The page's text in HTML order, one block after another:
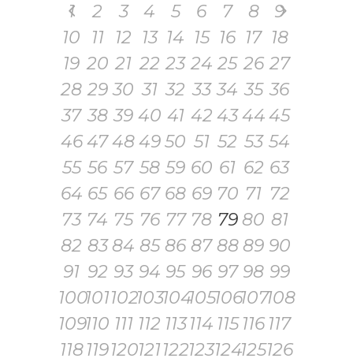
1 2 3 4 5 6 7 8
9
10
11 12 13 14 15 16 17 18
19 20 21 22 23 24 25 26 27
28 29 30 31 32 33 34 35 36
37 38 39 40 41 42 434445
46 474849 50 51 52 53 54
55 56 57 58 59 60 61 62 63
64 65 66 67 68 69 70 71 72
73 74 75 76 77 78 79 80 81
82 83 84 85 86 87 88 89 90
91 92 93 94 95 96 97 98 99
100101102103104105106107108
109110 111 112 113 114 115 116 117
118 119120121122123124125126